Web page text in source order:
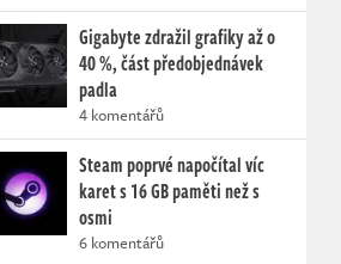
Gigabyte zdražil grafiky až o
40 %, část předobjednávek
padla
4 komentářů
Steam poprvé napočítal víc
karet s 16 GB paměti než s
osmi
6 komentářů